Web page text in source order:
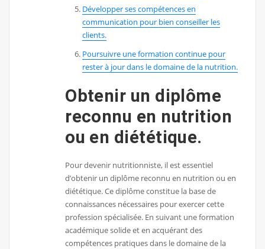
Développer ses compétences en
communication pour bien conseiller les
clients.
Poursuivre une formation continue pour
rester à jour dans le domaine de la nutrition.
Obtenir un diplôme
reconnu en nutrition
ou en diététique.
Pour devenir nutritionniste, il est essentiel
d’obtenir un diplôme reconnu en nutrition ou en
diététique. Ce diplôme constitue la base de
connaissances nécessaires pour exercer cette
profession spécialisée. En suivant une formation
académique solide et en acquérant des
compétences pratiques dans le domaine de la